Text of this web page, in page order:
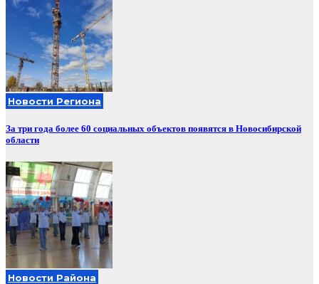
Новости Региона
За три года более 60 социальных объектов появятся в Новосибирской
области
Новости Района